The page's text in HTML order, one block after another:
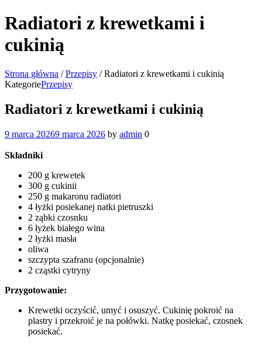
Radiatori z krewetkami i
cukinią
Strona główna /Przepisy /Radiatori z krewetkami i cukinią
KategoriePrzepisy
Radiatori z krewetkami i cukinią
9 marca 20269 marca 2026 by admin 0
Składniki
200 g krewetek
300 g cukinii
250 g makaronu radiatori
4 łyżki posiekanej natki pietruszki
2 ząbki czosnku
6 łyżek białego wina
2 łyżki masła
oliwa
szczypta szafranu (opcjonalnie)
2 cząstki cytryny
Przygotowanie:
Krewetki oczyścić, umyć i osuszyć. Cukinię pokroić na
plastry i przekroić je na połówki. Natkę posiekać, czosnek
posiekać.